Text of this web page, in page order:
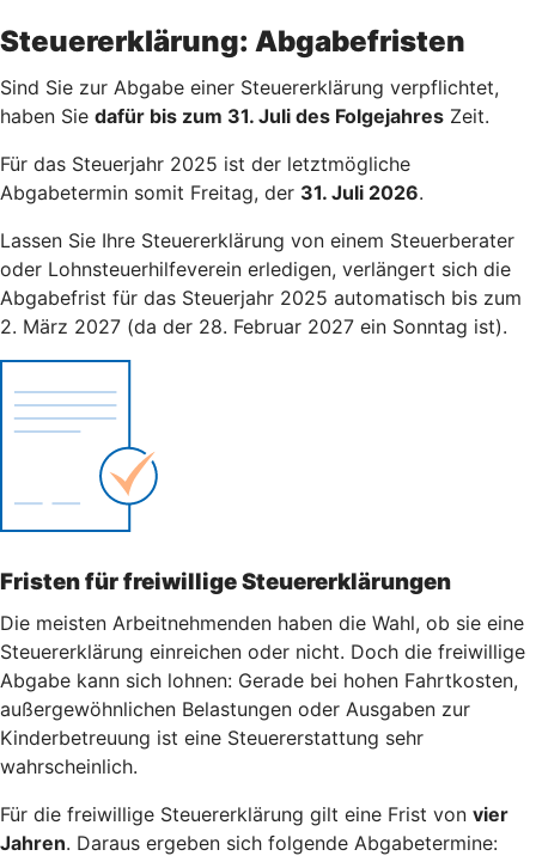
Steuererklärung: Abgabefristen
Sind Sie zur Abgabe einer Steuererklärung verpflichtet,
haben Sie dafür bis zum 31. Juli des Folgejahres Zeit.
Für das Steuerjahr 2025 ist der letztmögliche
Abgabetermin somit Freitag, der 31. Juli 2026.
Lassen Sie Ihre Steuererklärung von einem Steuerberater
oder Lohnsteuerhilfeverein erledigen, verlängert sich die
Abgabefrist für das Steuerjahr 2025 automatisch bis zum
2. März 2027 (da der 28. Februar 2027 ein Sonntag ist).
Fristen für freiwillige Steuererklärungen
Die meisten Arbeitnehmenden haben die Wahl, ob sie eine
Steuererklärung einreichen oder nicht. Doch die freiwillige
Abgabe kann sich lohnen: Gerade bei hohen Fahrtkosten,
außergewöhnlichen Belastungen oder Ausgaben zur
Kinderbetreuung ist eine Steuererstattung sehr
wahrscheinlich.
Für die freiwillige Steuererklärung gilt eine Frist von vier
Jahren. Daraus ergeben sich folgende Abgabetermine: